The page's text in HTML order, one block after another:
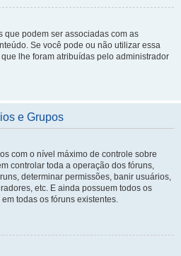
que podem ser associadas com as
Se você pode ou não utilizar essa
lhe foram atribuídas pelo administrador
e Grupos
com o nível máximo de controle sobre
controlar toda a operação dos fóruns,
determinar permissões, banir usuários,
etc. E ainda possuem todos os
todas os fóruns existentes.